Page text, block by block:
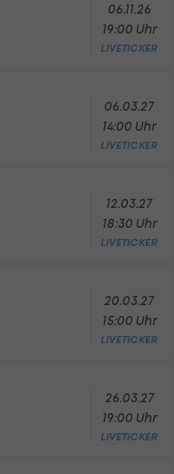
06.11.26
19:00 Uhr
LIVETICKER
06.03.27
14:00 Uhr
LIVETICKER
12.03.27
18:30 Uhr
LIVETICKER
20.03.27
15:00 Uhr
LIVETICKER
26.03.27
19:00 Uhr
LIVETICKER